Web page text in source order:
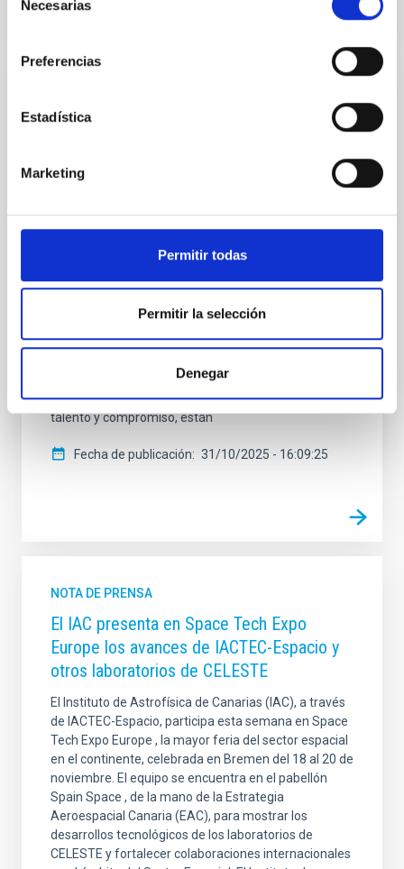
Necesarias
Preferencias
Estadística
Marketing
Permitir todas
Permitir la selección
Denegar
de Ciencia
Canarias (IAC) Julia de León, ha sido galardonada
con el prestigioso Premio Mujeres a Seguir (MAS)
2025 en la categoría de Ciencia. La distinción
reconoce su excepcional trayectoria, su impacto en la
femenino en un sector estratégico. La ceremonia de
la XII edición de los Premios Mujeres a Seguir se
personalidades de la política, la ciencia, la cultura y el
deporte para rendir homenaje a mujeres que, con su
talento y compromiso, están
Fecha de publicación 31/10/2025 - 16:09:25
NOTA DE PRENSA
El IAC presenta en Space Tech Expo
Europe los avances de IACTEC-Espacio y
otros laboratorios de CELESTE
El Instituto de Astrofísica de Canarias (IAC), a través
de IACTEC-Espacio, participa esta semana en Space
Tech Expo Europe , la mayor feria del sector espacial
en el continente, celebrada en Bremen del 18 al 20 de
noviembre. El equipo se encuentra en el pabellón
Spain Space , de la mano de la Estrategia
Aeroespacial Canaria (EAC), para mostrar los
desarrollos tecnológicos de los laboratorios de
CELESTE y fortalecer colaboraciones internacionales